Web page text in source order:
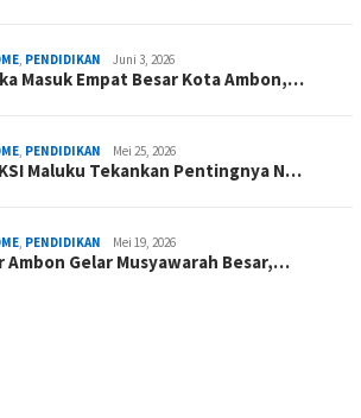
PENDIDIKAN Juni 3, 2026
Masuk Empat Besar Kota Ambon,…
PENDIDIKAN Mei 25, 2026
Maluku Tekankan Pentingnya N…
PENDIDIKAN Mei 19, 2026
Ambon Gelar Musyawarah Besar,…